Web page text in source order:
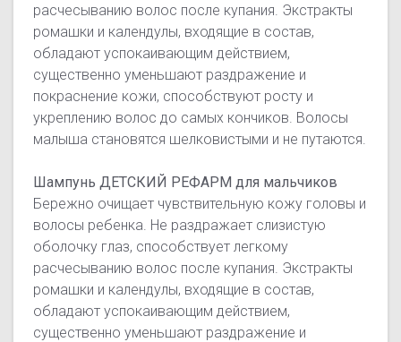
расчесыванию волос после купания. Экстракты
ромашки и календулы, входящие в состав,
обладают успокаивающим действием,
существенно уменьшают раздражение и
покраснение кожи, способствуют росту и
укреплению волос до самых кончиков. Волосы
малыша становятся шелковистыми и не путаются.
Шампунь ДЕТСКИЙ РЕФАРМ для мальчиков
Бережно очищает чувствительную кожу головы и
волосы ребенка. Не раздражает слизистую
оболочку глаз, способствует легкому
расчесыванию волос после купания. Экстракты
ромашки и календулы, входящие в состав,
обладают успокаивающим действием,
существенно уменьшают раздражение и